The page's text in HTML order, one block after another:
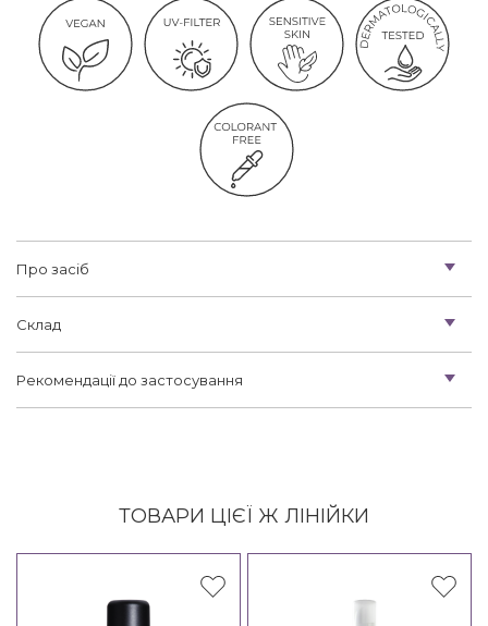
Про засіб
Склад
Рекомендації до застосування
ТОВАРИ ЦІЄЇ Ж ЛІНІЙКИ